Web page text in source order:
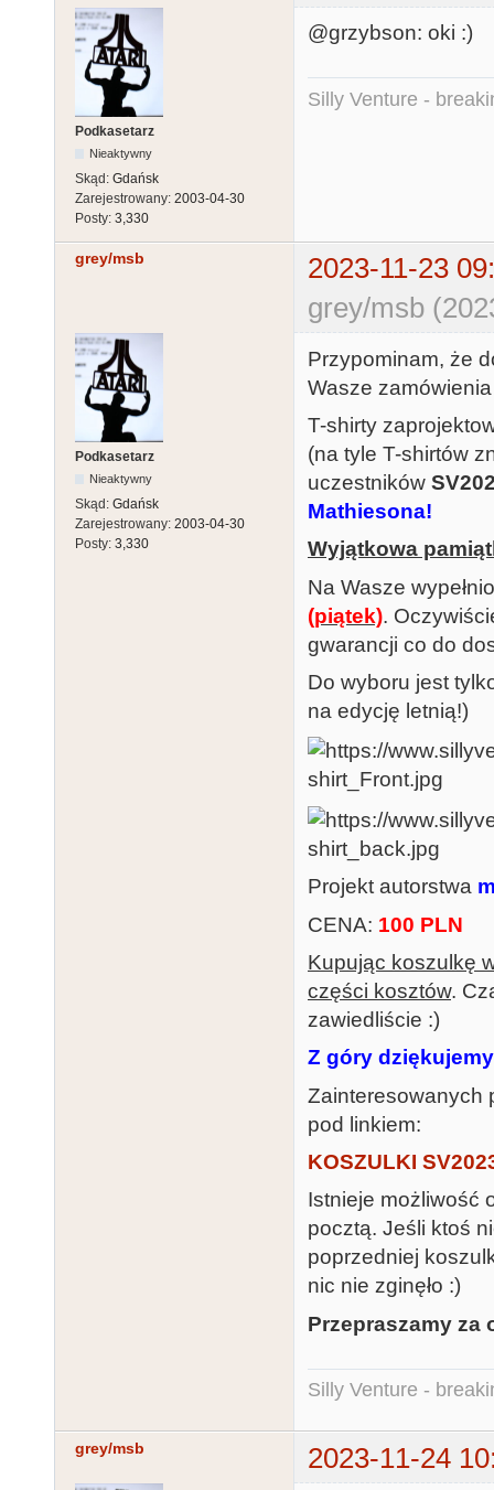
Podkasetarz
Nieaktywny
Skąd: Gdańsk
Zarejestrowany: 2003-04-30
Posty: 3,330
@grzybson: oki :)
Silly Venture -
grey/msb
2023-11-23
grey/msb
Podkasetarz
Nieaktywny
Skąd: Gdańsk
Zarejestrowany: 2003-04-30
Posty: 3,330
Przypominam, że
Wasze
T-shirty
(na tyle T-shirtów
uczestników
Mathiesona!
Wyjątkowa
Na Wasze
(piątek).
gwarancji co do
Do wyboru jest
na edycję letnią!)
Projekt autorstwa
CENA: 100 PLN
Kupując koszulkę
części kosztów.
zawiedliście :)
Z góry
Zainteresowanych
pod linkiem:
KOSZULKI
Istnieje możliwość
pocztą. Jeśli ktoś
poprzedniej
nic nie zginęło :)
Przepraszamy za
Silly Venture -
grey/msb 2023-11-24